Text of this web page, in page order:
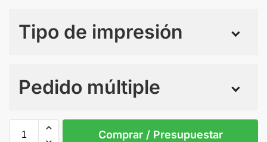
Tipo de impresión
Pedido múltiple
S/T
Comprar / Presupuestar